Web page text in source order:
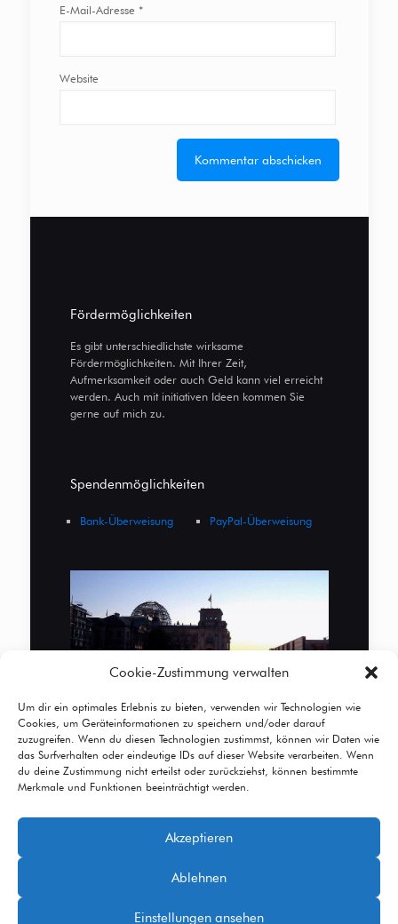
Cookie-Zustimmung verwalten
Um dir ein optimales Erlebnis zu bieten, verwenden wir Technologien wie
Cookies, um Geräteinformationen zu speichern und/oder darauf
zuzugreifen. Wenn du diesen Technologien zustimmst, können wir Daten wie
das Surfverhalten oder eindeutige IDs auf dieser Website verarbeiten. Wenn
du deine Zustimmung nicht erteilst oder zurückziehst, können bestimmte
Merkmale und Funktionen beeinträchtigt werden.
Akzeptieren
Ablehnen
Einstellungen ansehen
E-Mail-Adresse *
Website
Fördermöglichkeiten
Es gibt unterschiedlichste wirksame
Fördermöglichkeiten. Mit Ihrer Zeit,
Aufmerksamkeit oder auch Geld kann viel erreicht
werden. Auch mit initiativen Ideen kommen Sie
gerne auf mich zu.
Spendenmöglichkeiten
Bank-Überweisung PayPal-Überweisung
© 2026 Betheme byMuffin group